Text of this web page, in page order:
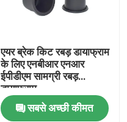
एयर ब्रेक किट रबड़ डायाफ्राम
के लिए एनबीआर एनआर
ईपीडीएम सामग्री रबड़
डायाफ्राम
सबसे अच्छी कीमत